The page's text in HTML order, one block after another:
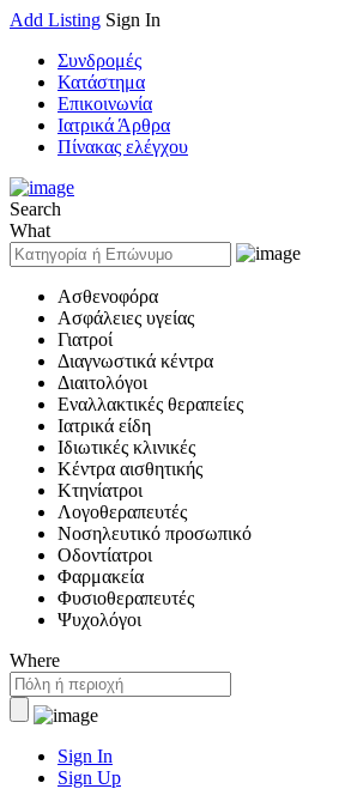
Add Listing Sign In
Συνδρομές
Κατάστημα
Επικοινωνία
Ιατρικά Άρθρα
Πίνακας ελέγχου
Search
What
Ασθενοφόρα
Ασφάλειες υγείας
Γιατροί
Διαγνωστικά κέντρα
Διαιτολόγοι
Εναλλακτικές θεραπείες
Ιατρικά είδη
Ιδιωτικές κλινικές
Κέντρα αισθητικής
Κτηνίατροι
Λογοθεραπευτές
Νοσηλευτικό προσωπικό
Οδοντίατροι
Φαρμακεία
Φυσιοθεραπευτές
Ψυχολόγοι
Where
Sign In
Sign Up